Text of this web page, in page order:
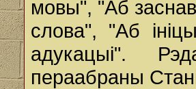
мовы", "Аб
слова", "Аб
адукацыі".
пераабраны